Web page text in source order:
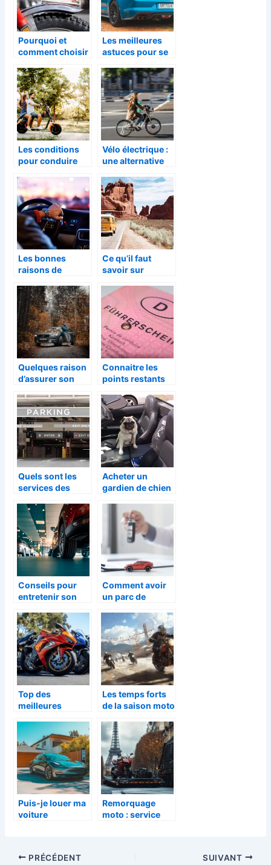
Pourquoi et
comment choisir
Les meilleures
astuces pour se
Les conditions
pour conduire
scooter
électrique
Vélo électrique :
une alternative
se déplacer sans
effort
Les bonnes
raisons de
véhicule
électrique
Ce qu’il faut
savoir sur
pour voyage
Quelques raison
d’assurer son
Connaitre les
points restants
de conduire
Quels sont les
services des
Genève ?
Acheter un
gardien de chien
Conseils pour
entretenir son
les pannes
Comment avoir
un parc de
professionnel a
moindre cout ?
Top des
meilleures
pour les grands
voyages a deux
Les temps forts
de la saison moto
moments
incontournables
pour les
passionnes
Puis-je louer ma
voiture
plus adaptées à
Remorquage
moto : service
PRÉCÉDENT SUIVANT